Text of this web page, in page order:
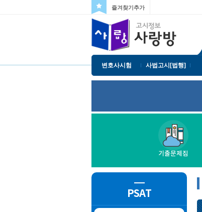
즐겨찾기추가
변호사시험 사법고시[법행]
기출문제집
PSAT